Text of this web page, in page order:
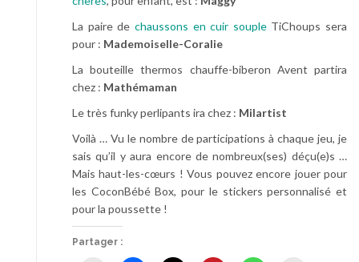
La paire de chaussons en cuir soupleTiChoups sera
pour : Mademoiselle-Coralie
La bouteille thermos chauffe-biberon Avent partira
chez : Mathémaman
Le très funky perlipants ira chez : Milartist
Voilà … Vu le nombre de participations à chaque jeu, je
sais qu’il y aura encore de nombreux(ses) déçu(e)s …
Mais haut-les-cœurs ! Vous pouvez encore jouer pour
les CoconBébé Box, pour le stickers personnalisé et
pour la poussette !
Partager :